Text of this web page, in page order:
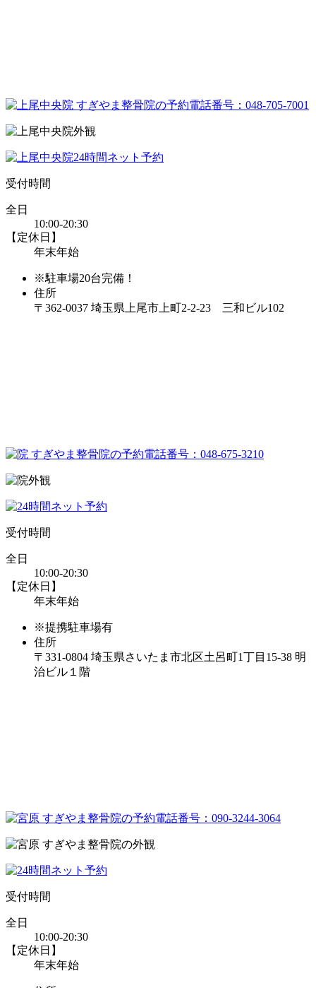
受付時間
全日
10:00-20:30
【定休日】
年末年始
※駐車場20台完備！
住所
〒362-0037 埼玉県上尾市上町2-2-23 三和ビル102
受付時間
全日
10:00-20:30
【定休日】
年末年始
※提携駐車場有
住所
〒331-0804 埼玉県さいたま市北区土呂町1丁目15-38 明
治ビル１階
受付時間
全日
10:00-20:30
【定休日】
年末年始